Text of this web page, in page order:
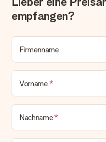
Lösungsvorschlag
Wird die Rechnung mit der
Lieferschein. Die Rechnung
zeitgleich mit der
bleibt eine echte Überraschung!
empfangen?
Firmenname
Vorname
Nachname